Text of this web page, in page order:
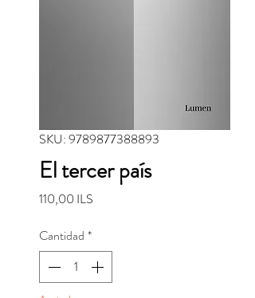
SKU: 9789877388893
El tercer país
110,00 ILS
Cantidad *